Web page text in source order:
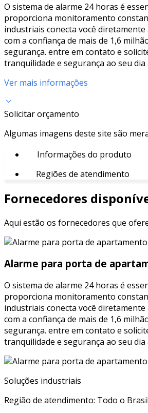
O sistema de alarme 24 horas é
proporciona monitoramento
industriais conecta você
com a confiança de mais de 1,6
segurança. entre em contato e
tranquilidade e segurança ao seu dia
Ver mais informações
Solicitar orçamento
Algumas imagens deste site são
Informações do produto
Regiões de atendimento
Fornecedores
Aqui estão os fornecedores que
Alarme para porta de
O sistema de alarme 24 horas é
proporciona monitoramento
industriais conecta você
com a confiança de mais de 1,6
segurança. entre em contato e
tranquilidade e segurança ao seu dia
Soluções industriais
Região de atendimento: Todo o Brasil